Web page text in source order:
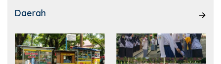
Daerah